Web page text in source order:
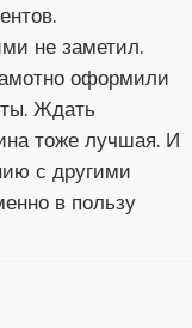
не заметил.
оформили
Ждать
тоже лучшая. И
с другими
в пользу